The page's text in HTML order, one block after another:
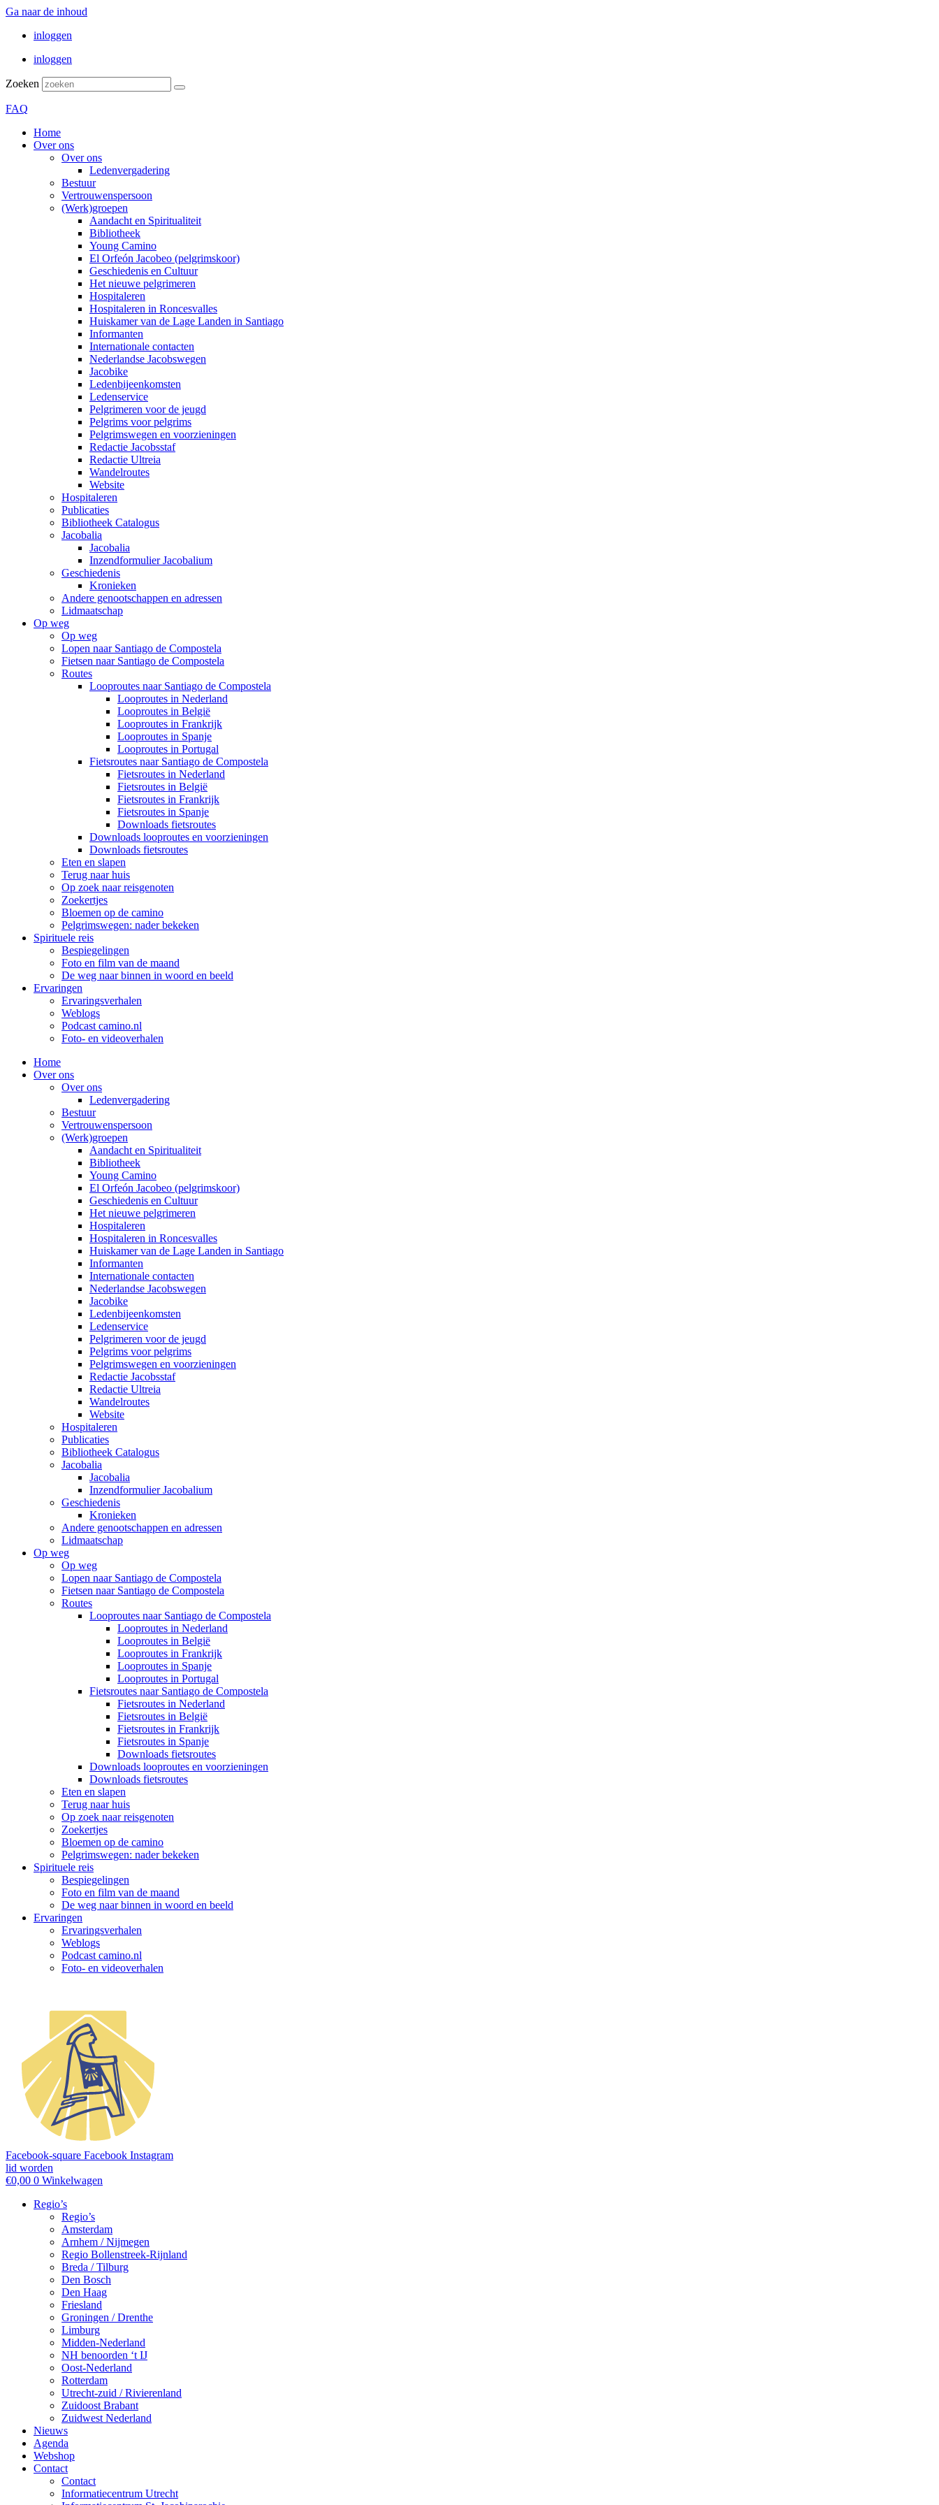
Ga naar de inhoud
inloggen
inloggen
Zoeken
FAQ
Home
Over ons
Over ons
Ledenvergadering
Bestuur
Vertrouwenspersoon
(Werk)groepen
Aandacht en Spiritualiteit
Bibliotheek
Young Camino
El Orfeón Jacobeo (pelgrimskoor)
Geschiedenis en Cultuur
Het nieuwe pelgrimeren
Hospitaleren
Hospitaleren in Roncesvalles
Huiskamer van de Lage Landen in Santiago
Informanten
Internationale contacten
Nederlandse Jacobswegen
Jacobike
Ledenbijeenkomsten
Ledenservice
Pelgrimeren voor de jeugd
Pelgrims voor pelgrims
Pelgrimswegen en voorzieningen
Redactie Jacobsstaf
Redactie Ultreia
Wandelroutes
Website
Hospitaleren
Publicaties
Bibliotheek Catalogus
Jacobalia
Jacobalia
Inzendformulier Jacobalium
Geschiedenis
Kronieken
Andere genootschappen en adressen
Lidmaatschap
Op weg
Op weg
Lopen naar Santiago de Compostela
Fietsen naar Santiago de Compostela
Routes
Looproutes naar Santiago de Compostela
Looproutes in Nederland
Looproutes in België
Looproutes in Frankrijk
Looproutes in Spanje
Looproutes in Portugal
Fietsroutes naar Santiago de Compostela
Fietsroutes in Nederland
Fietsroutes in België
Fietsroutes in Frankrijk
Fietsroutes in Spanje
Downloads fietsroutes
Downloads looproutes en voorzieningen
Downloads fietsroutes
Eten en slapen
Terug naar huis
Op zoek naar reisgenoten
Zoekertjes
Bloemen op de camino
Pelgrimswegen: nader bekeken
Spirituele reis
Bespiegelingen
Foto en film van de maand
De weg naar binnen in woord en beeld
Ervaringen
Ervaringsverhalen
Weblogs
Podcast camino.nl
Foto- en videoverhalen
Home
Over ons
Over ons
Ledenvergadering
Bestuur
Vertrouwenspersoon
(Werk)groepen
Aandacht en Spiritualiteit
Bibliotheek
Young Camino
El Orfeón Jacobeo (pelgrimskoor)
Geschiedenis en Cultuur
Het nieuwe pelgrimeren
Hospitaleren
Hospitaleren in Roncesvalles
Huiskamer van de Lage Landen in Santiago
Informanten
Internationale contacten
Nederlandse Jacobswegen
Jacobike
Ledenbijeenkomsten
Ledenservice
Pelgrimeren voor de jeugd
Pelgrims voor pelgrims
Pelgrimswegen en voorzieningen
Redactie Jacobsstaf
Redactie Ultreia
Wandelroutes
Website
Hospitaleren
Publicaties
Bibliotheek Catalogus
Jacobalia
Jacobalia
Inzendformulier Jacobalium
Geschiedenis
Kronieken
Andere genootschappen en adressen
Lidmaatschap
Op weg
Op weg
Lopen naar Santiago de Compostela
Fietsen naar Santiago de Compostela
Routes
Looproutes naar Santiago de Compostela
Looproutes in Nederland
Looproutes in België
Looproutes in Frankrijk
Looproutes in Spanje
Looproutes in Portugal
Fietsroutes naar Santiago de Compostela
Fietsroutes in Nederland
Fietsroutes in België
Fietsroutes in Frankrijk
Fietsroutes in Spanje
Downloads fietsroutes
Downloads looproutes en voorzieningen
Downloads fietsroutes
Eten en slapen
Terug naar huis
Op zoek naar reisgenoten
Zoekertjes
Bloemen op de camino
Pelgrimswegen: nader bekeken
Spirituele reis
Bespiegelingen
Foto en film van de maand
De weg naar binnen in woord en beeld
Ervaringen
Ervaringsverhalen
Weblogs
Podcast camino.nl
Foto- en videoverhalen
Facebook-square Facebook Instagram
lid worden
€0,00 0 Winkelwagen
Regio’s
Regio’s
Amsterdam
Arnhem / Nijmegen
Regio Bollenstreek-Rijnland
Breda / Tilburg
Den Bosch
Den Haag
Friesland
Groningen / Drenthe
Limburg
Midden-Nederland
NH benoorden ‘t IJ
Oost-Nederland
Rotterdam
Utrecht-zuid / Rivierenland
Zuidoost Brabant
Zuidwest Nederland
Nieuws
Agenda
Webshop
Contact
Contact
Informatiecentrum Utrecht